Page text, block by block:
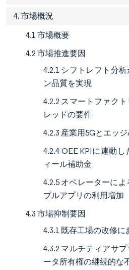
4. 市場概況
4.1 市場概要
4.2 市場推進要因
4.2.1 シフトレフト分
ン品質を実現
4.2.2 スマートファク
レッドの要件
4.2.3 産業用5Gとエッ
4.2.4 OEE KPIに連動
ィール補助金
4.2.5 オペレーターに
ブルアプリの利用増加
4.3 市場抑制要因
4.3.1 既存工場の改修
4.3.2 マルチティアサ
ータ所有権の継続的な